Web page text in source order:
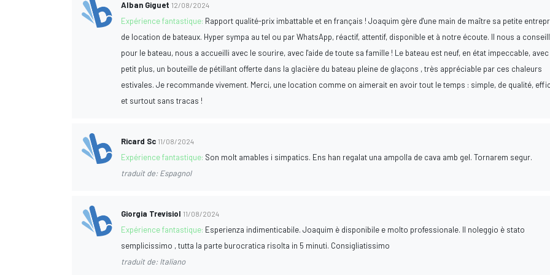
Alban Giguet 12/08/2024
Expérience fantastique: Rapport qualité-prix imbattable et en français ! Joaquim gère d'une main de maître sa petite
de location de bateaux. Hyper sympa au tel ou par WhatsApp, réactif, attentif, disponible et à notre écoute. Il nous a
pour le bateau, nous a accueilli avec le sourire, avec l'aide de toute sa famille ! Le bateau est neuf, en état impeccable, avec
petit plus, un bouteille de pétillant offerte dans la glacière du bateau pleine de glaçons , très appréciable par ces chaleurs
estivales. Je recommande vivement. Merci, une location comme on aimerait en avoir tout le temps : simple, de qualité,
et surtout sans tracas !
Ricard Sc 11/08/2024
Expérience fantastique: Son molt amables i simpatics. Ens han regalat una ampolla de cava amb gel. Tornarem segur.
traduit de: Espagnol
Giorgia Trevisiol 11/08/2024
Expérience fantastique: Esperienza indimenticabile. Joaquim è disponibile e molto professionale. Il noleggio è stato
semplicissimo , tutta la parte burocratica risolta in 5 minuti. Consigliatissimo
traduit de: Italiano